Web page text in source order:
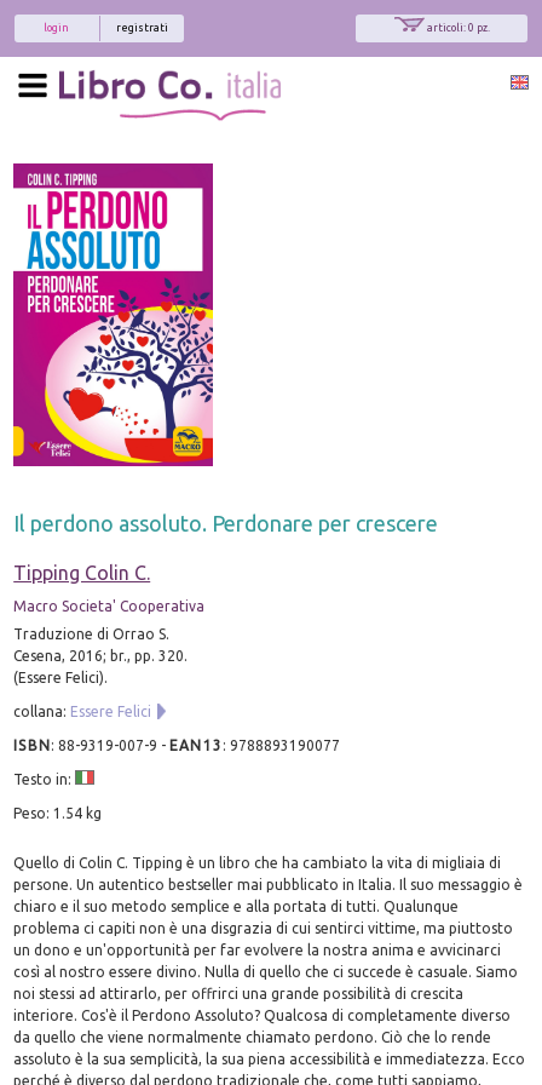
articoli: 0 pz.
registrati
login
Il perdono assoluto. Perdonare per crescere
Tipping Colin C.
Macro Societa' Cooperativa
Traduzione di Orrao S.
Cesena, 2016; br., pp. 320.
(Essere Felici).
collana: Essere Felici
ISBN:88-9319-007-9 - EAN13 :9788893190077
Testo in:
Peso: 1.54 kg
Quello di Colin C. Tipping è un libro che ha cambiato la vita di migliaia di
persone. Un autentico bestseller mai pubblicato in Italia. Il suo messaggio è
chiaro e il suo metodo semplice e alla portata di tutti. Qualunque
problema ci capiti non è una disgrazia di cui sentirci vittime, ma piuttosto
un dono e un'opportunità per far evolvere la nostra anima e avvicinarci
così al nostro essere divino. Nulla di quello che ci succede è casuale. Siamo
noi stessi ad attirarlo, per offrirci una grande possibilità di crescita
interiore. Cos'è il Perdono Assoluto? Qualcosa di completamente diverso
da quello che viene normalmente chiamato perdono. Ciò che lo rende
assoluto è la sua semplicità, la sua piena accessibilità e immediatezza. Ecco
perché è diverso dal perdono tradizionale che, come tutti sappiamo,